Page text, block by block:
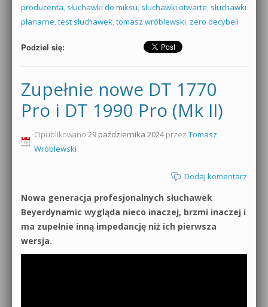
producenta, słuchawki do miksu, słuchawki otwarte, słuchawki
planarne, test słuchawek, tomasz wróblewski, zero decybeli
Podziel się:
Zupełnie nowe DT 1770
Pro i DT 1990 Pro (Mk II)
Opublikowano 29 października 2024przez Tomasz
Wróblewski
Dodaj komentarz
Nowa generacja profesjonalnych słuchawek
Beyerdynamic wygląda nieco inaczej, brzmi inaczej i
ma zupełnie inną impedancję niż ich pierwsza
wersja.